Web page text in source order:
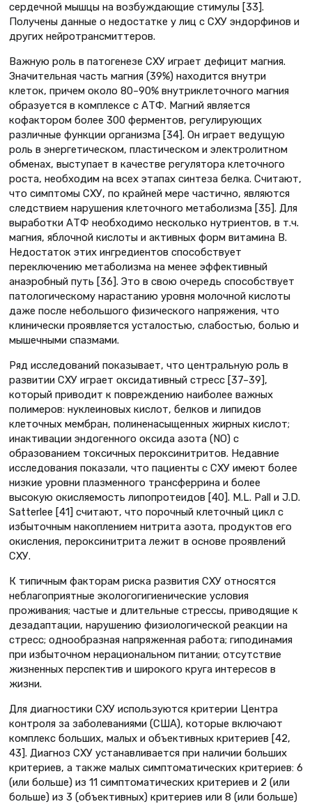
сердечной мышцы на возбуждающие стимулы [33].
Получены данные о недостатке у лиц с СХУ эндорфинов и
других нейротрансмиттеров.
Важную роль в патогенезе СХУ играет дефицит магния.
Значительная часть магния (39%) находится внутри
клеток, причем около 80–90% внутриклеточного магния
образуется в комплексе с АТФ. Магний является
кофактором более 300 ферментов, регулирующих
различные функции организма [34]. Он играет ведущую
роль в энергетическом, пластическом и электролитном
обменах, выступает в качестве регулятора клеточного
роста, необходим на всех этапах синтеза белка. Считают,
что симптомы СХУ, по крайней мере частично, являются
следствием нарушения клеточного метаболизма [35]. Для
выработки АТФ необходимо несколько нутриентов, в т.ч.
магния, яблочной кислоты и активных форм витамина В.
Недостаток этих ингредиентов способствует
переключению метаболизма на менее эффективный
анаэробный путь [36]. Это в свою очередь способствует
патологическому нарастанию уровня молочной кислоты
даже после небольшого физического напряжения, что
клинически проявляется усталостью, слабостью, болью и
мышечными спазмами.
Ряд исследований показывает, что центральную роль в
развитии СХУ играет оксидативный стресс [37–39],
который приводит к повреждению наиболее важных
полимеров: нуклеиновых кислот, белков и липидов
клеточных мембран, полиненасыщенных жирных кислот;
инактивации эндогенного оксида азота (NO) с
образованием токсичных пероксинитритов. Недавние
исследования показали, что пациенты с СХУ имеют более
низкие уровни плазменного трансферрина и более
высокую окисляемость липопротеидов [40]. M.L. Pall и J.D.
Satterlee [41] считают, что порочный клеточный цикл с
избыточным накоплением нитрита азота, продуктов его
окисления, пероксинитрита лежит в основе проявлений
СХУ.
К типичным факторам риска развития СХУ относятся
неблагоприятные эколого­гигиенические условия
проживания; частые и длительные стрессы, приводящие к
дезадаптации, нарушению физиологической реакции на
стресс; однообразная напряженная работа; гиподинамия
при избыточном нерациональном питании; отсутствие
жизненных перспектив и широкого круга интересов в
жизни.
Для диагностики СХУ используются критерии Центра
контроля за заболеваниями (США), которые включают
комплекс больших, малых и объективных критериев [42,
43]. Диагноз СХУ устанавливается при наличии больших
критериев, а также малых симптоматических критериев: 6
(или больше) из 11 симптоматических критериев и 2 (или
больше) из 3 (объективных) критериев или 8 (или больше)